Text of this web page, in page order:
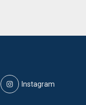
Instagram